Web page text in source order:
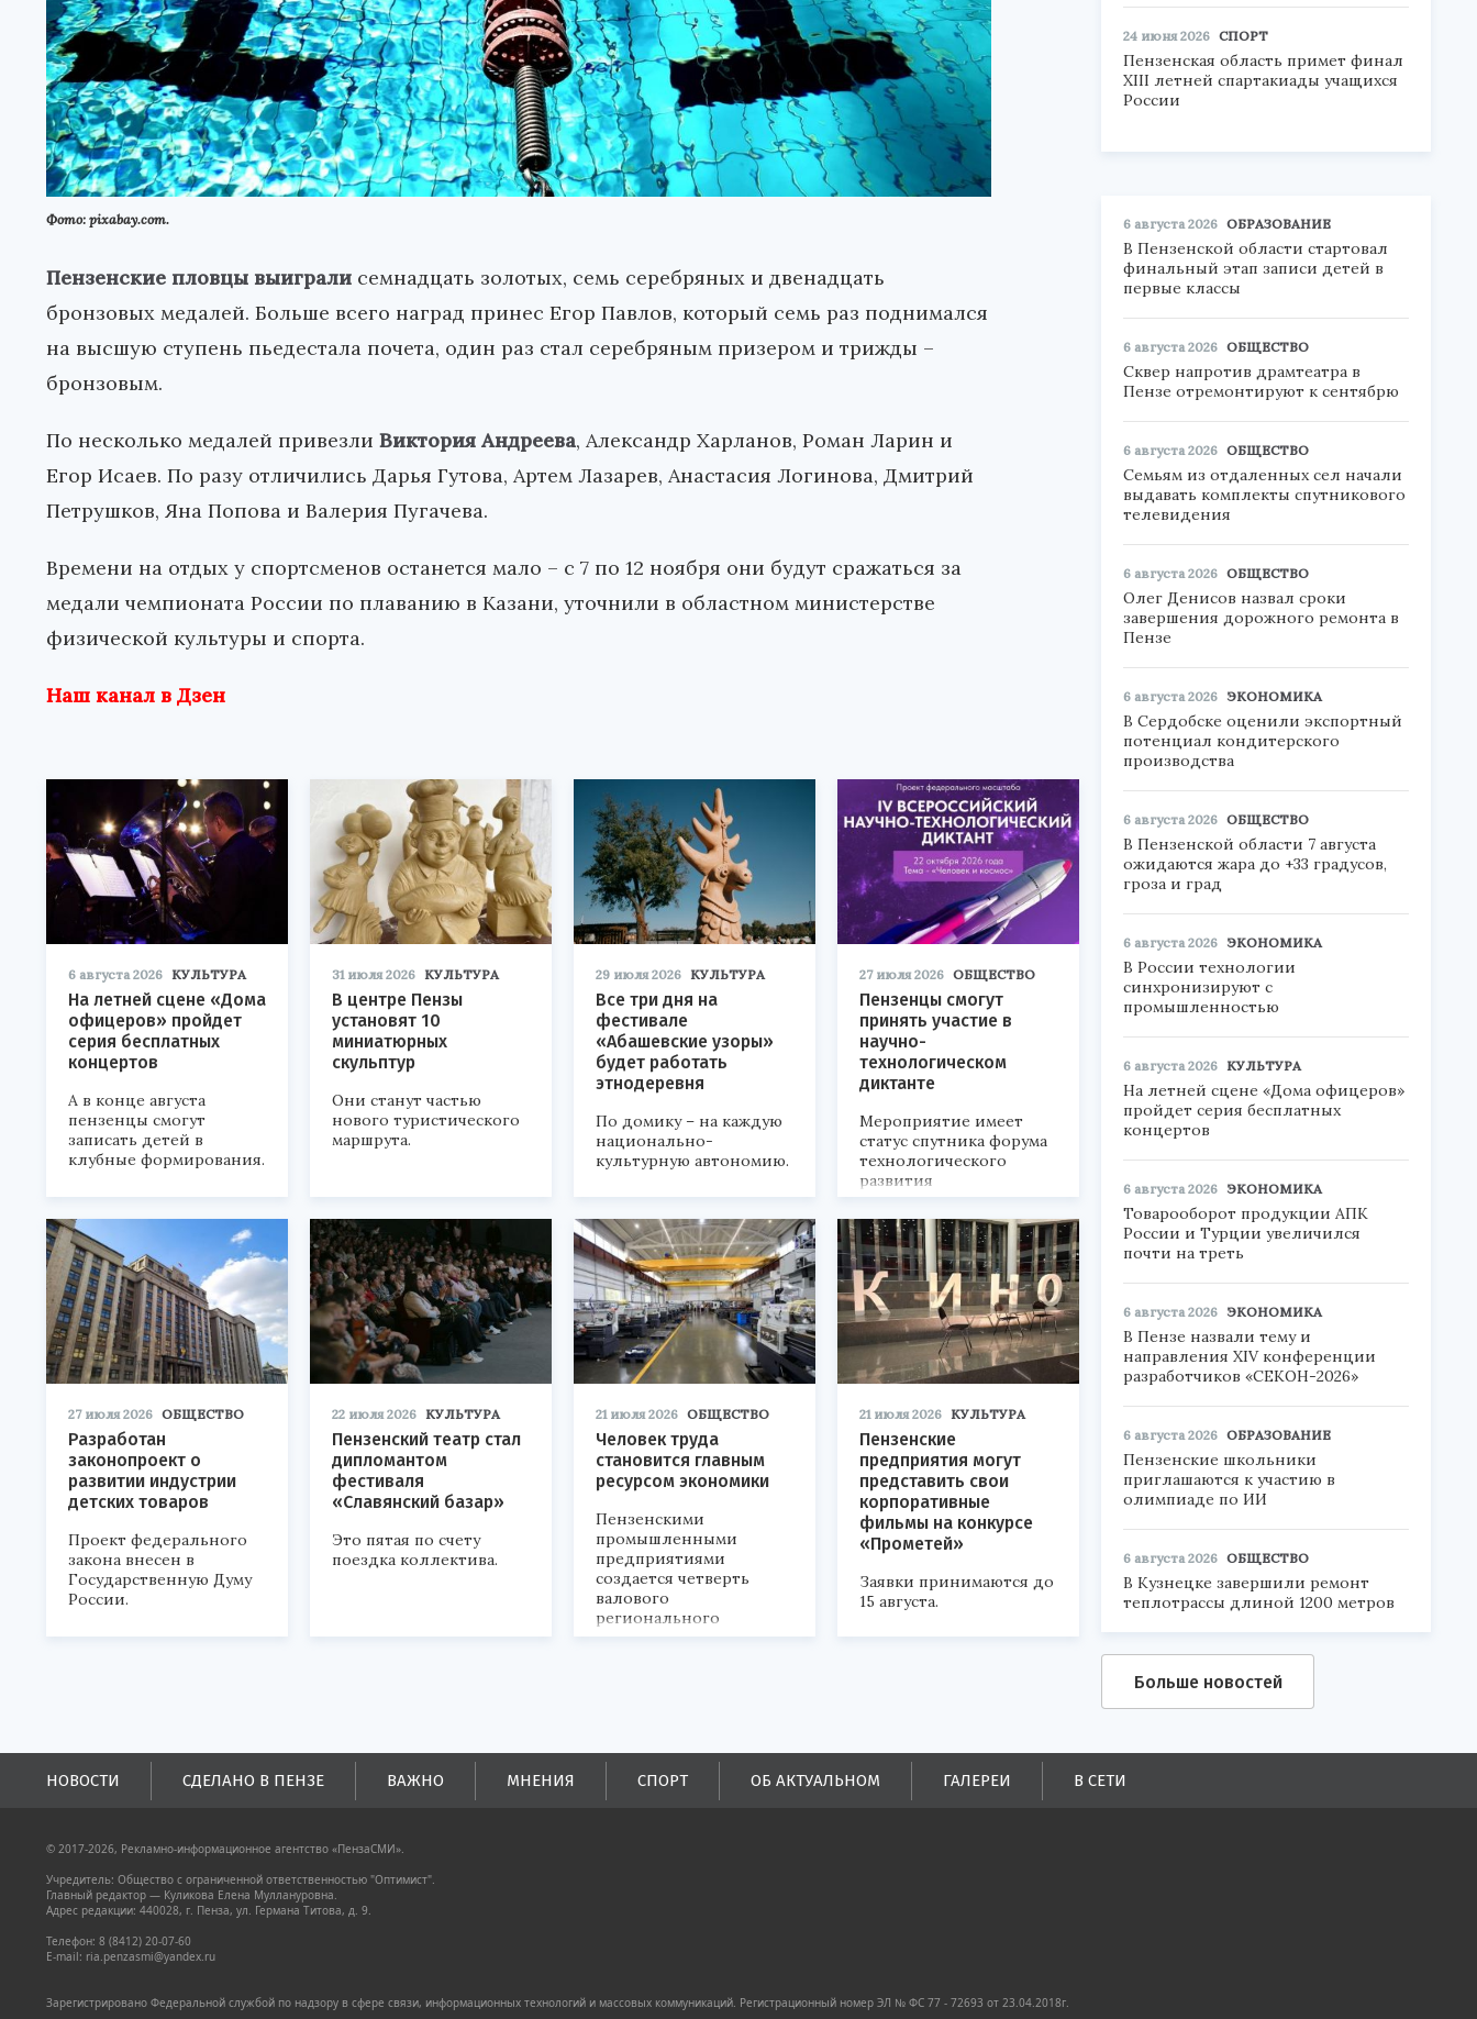
Фото: pixabay.com.
Пензенские пловцы выиграли семнадцать золотых, семь серебряных и двенадцать
бронзовых медалей. Больше всего наград принес Егор Павлов, который семь раз поднимался
на высшую ступень пьедестала почета, один раз стал серебряным призером и трижды –
бронзовым.
По несколько медалей привезли Виктория Андреева, Александр Харланов, Роман Ларин и
Егор Исаев. По разу отличились Дарья Гутова, Артем Лазарев, Анастасия Логинова, Дмитрий
Петрушков, Яна Попова и Валерия Пугачева.
Времени на отдых у спортсменов останется мало – с 7 по 12 ноября они будут сражаться за
медали чемпионата России по плаванию в Казани, уточнили в областном министерстве
физической культуры и спорта.
Наш канал в Дзен
6 августа 2026 КУЛЬТУРА
На летней сцене «Дома
офицеров» пройдет
серия бесплатных
концертов
А в конце августа
пензенцы смогут
записать детей в
клубные формирования.
31 июля 2026 КУЛЬТУРА
В центре Пензы
установят 10
миниатюрных
скульптур
Они станут частью
нового туристического
маршрута.
29 июля 2026 КУЛЬТУРА
Все три дня на
фестивале
«Абашевские узоры»
будет работать
этнодеревня
По домику – на каждую
национально-
культурную автономию.
27 июля 2026 ОБЩЕСТВО
Пензенцы смогут
принять участие в
научно-
технологическом
диктанте
Мероприятие имеет
статус спутника форума
технологического
развития
«Технопром-2026».
27 июля 2026 ОБЩЕСТВО
Разработан
законопроект о
развитии индустрии
детских товаров
Проект федерального
закона внесен в
Государственную Думу
России.
22 июля 2026 КУЛЬТУРА
Пензенский театр стал
дипломантом
фестиваля
«Славянский базар»
Это пятая по счету
поездка коллектива.
21 июля 2026 ОБЩЕСТВО
Человек труда
становится главным
ресурсом экономики
Пензенскими
промышленными
предприятиями
создается четверть
валового
регионального
продукта и
21 июля 2026 КУЛЬТУРА
Пензенские
предприятия могут
представить свои
корпоративные
фильмы на конкурсе
«Прометей»
Заявки принимаются до
15 августа.
24 июня 2026 СПОРТ
Пензенская область примет финал
XIII летней спартакиады учащихся
России
6 августа 2026 ОБРАЗОВАНИЕ
В Пензенской области стартовал
финальный этап записи детей в
первые классы
6 августа 2026 ОБЩЕСТВО
Сквер напротив драмтеатра в
Пензе отремонтируют к сентябрю
6 августа 2026 ОБЩЕСТВО
Семьям из отдаленных сел начали
выдавать комплекты спутникового
телевидения
6 августа 2026 ОБЩЕСТВО
Олег Денисов назвал сроки
завершения дорожного ремонта в
Пензе
6 августа 2026 ЭКОНОМИКА
В Сердобске оценили экспортный
потенциал кондитерского
производства
6 августа 2026 ОБЩЕСТВО
В Пензенской области 7 августа
ожидаются жара до +33 градусов,
гроза и град
6 августа 2026 ЭКОНОМИКА
В России технологии
синхронизируют с
промышленностью
6 августа 2026 КУЛЬТУРА
На летней сцене «Дома офицеров»
пройдет серия бесплатных
концертов
6 августа 2026 ЭКОНОМИКА
Товарооборот продукции АПК
России и Турции увеличился
почти на треть
6 августа 2026 ЭКОНОМИКА
В Пензе назвали тему и
направления XIV конференции
разработчиков «СЕКОН-2026»
6 августа 2026 ОБРАЗОВАНИЕ
Пензенские школьники
приглашаются к участию в
олимпиаде по ИИ
6 августа 2026 ОБЩЕСТВО
В Кузнецке завершили ремонт
теплотрассы длиной 1200 метров
Больше новостей
НОВОСТИ СДЕЛАНО В ПЕНЗЕ ВАЖНО МНЕНИЯ СПОРТ ОБ АКТУАЛЬНОМ ГАЛЕРЕИ В СЕТИ
© 2017-2026, Рекламно-информационное агентство «ПензаСМИ».
Учредитель: Общество с ограниченной ответственностью "Оптимист".
Главный редактор — Куликова Елена Муллануровна.
Адрес редакции: 440028, г. Пенза, ул. Германа Титова, д. 9.
Телефон: 8 (8412) 20-07-60
E-mail: ria.penzasmi@yandex.ru
Зарегистрировано Федеральной службой по надзору в сфере связи, информационных технологий и массовых коммуникаций. Регистрационный номер ЭЛ № ФС 77 - 72693 от 23.04.2018г.